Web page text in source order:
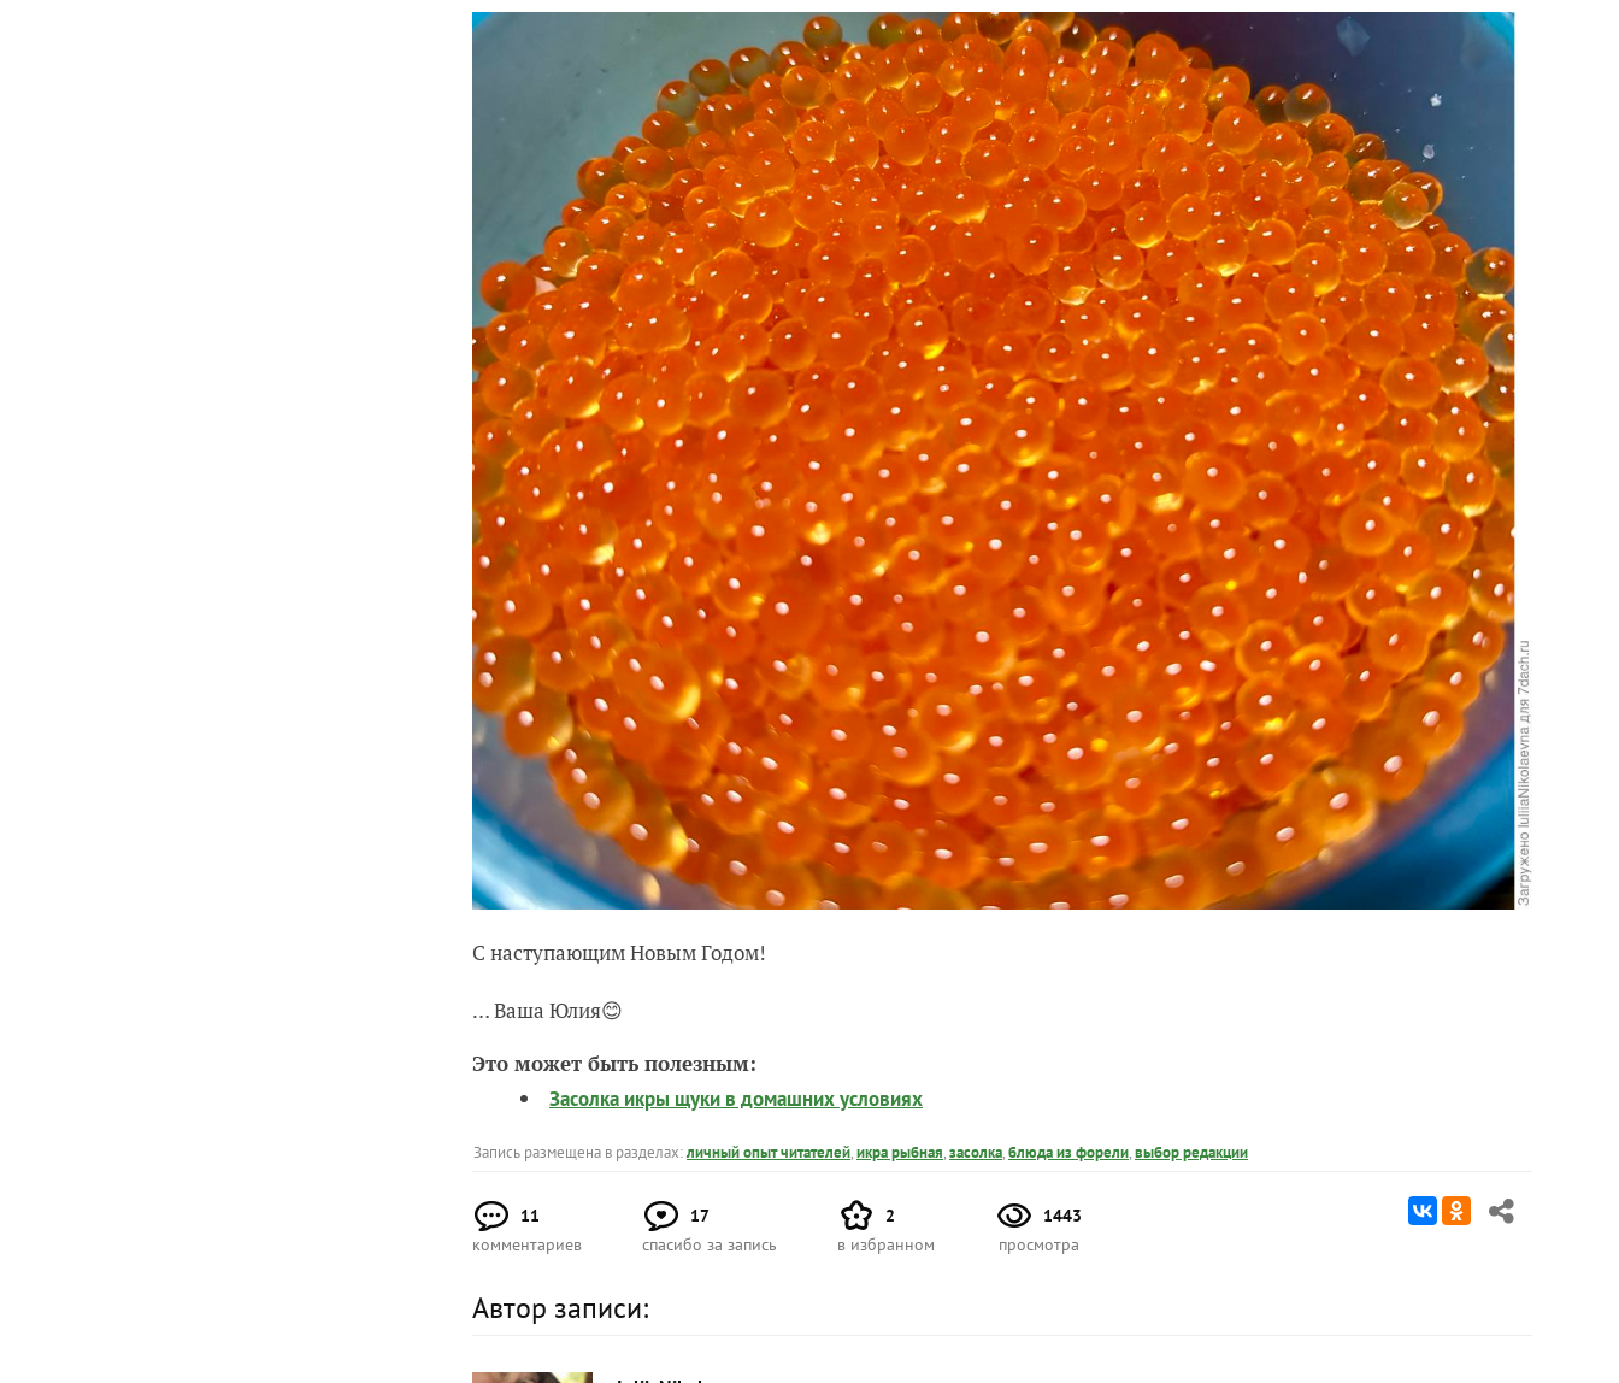
С наступающим Новым Годом!
… Ваша Юлия😊
Это может быть полезным:
Засолка икры щуки в домашних условиях
Запись размещена в разделах:личный опыт читателей,икра рыбная,засолка,блюда из форели,выбор редакции
11
комментариев
17
спасибо за запись
2
в избранном
1443
просмотра
Автор записи: